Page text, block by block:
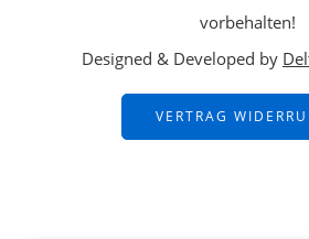
vorbehalten!
Designed & Developed by
VERTRAG